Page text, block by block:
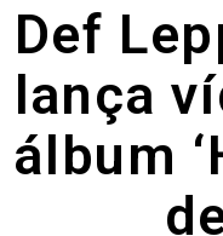
Def
lança
álbum